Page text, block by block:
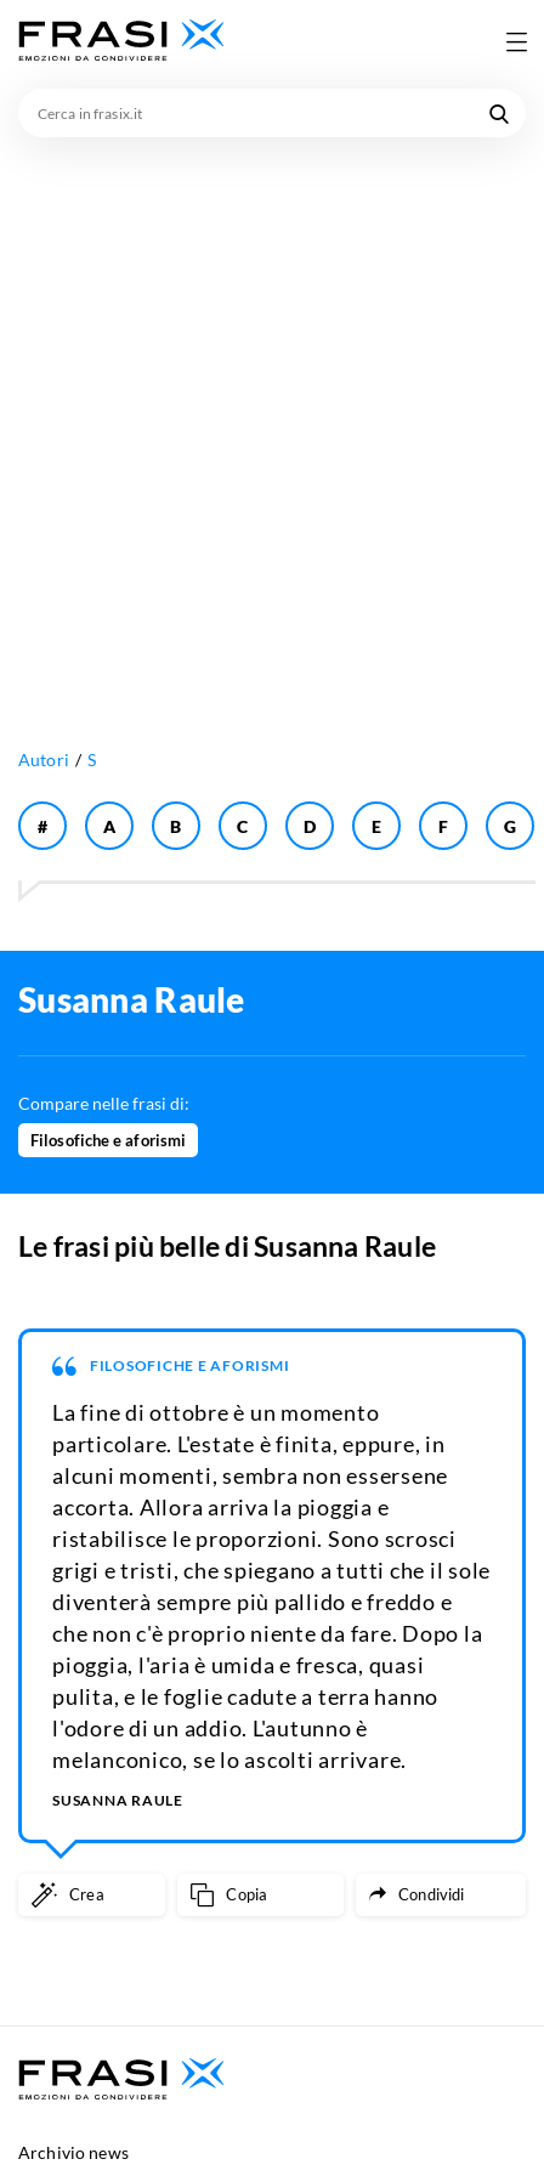
Autori S
# A B C D E F G
Susanna Raule
Compare nelle frasi di:
Filosofiche e aforismi
Le frasi più belle diSusanna Raule
FILOSOFICHE E AFORISMI
La fine di ottobre è un momento
particolare. L'estate è finita, eppure, in
alcuni momenti, sembra non essersene
accorta. Allora arriva la pioggia e
ristabilisce le proporzioni. Sono scrosci
grigi e tristi, che spiegano a tutti che il sole
diventerà sempre più pallido e freddo e
che non c'è proprio niente da fare. Dopo la
pioggia, l'aria è umida e fresca, quasi
pulita, e le foglie cadute a terra hanno
l'odore di un addio. L'autunno è
melanconico, se lo ascolti arrivare.
SUSANNA RAULE
Crea Copia Condividi
Archivio news